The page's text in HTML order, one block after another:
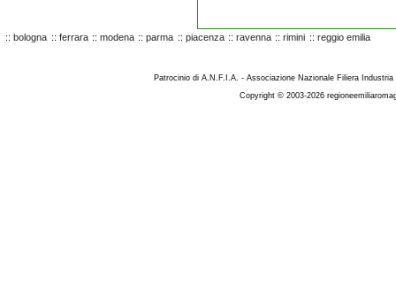
:: bologna :: ferrara :: modena :: parma :: piacenza :: ravenna :: rimini :: reggio emilia
Patrocinio di A.N.F.I.A. - Associazione Nazionale Filiera
Copyright © 2003-2026